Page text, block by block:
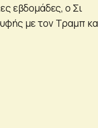
εβδομάδες, ο Σι
με τον Τραμπ